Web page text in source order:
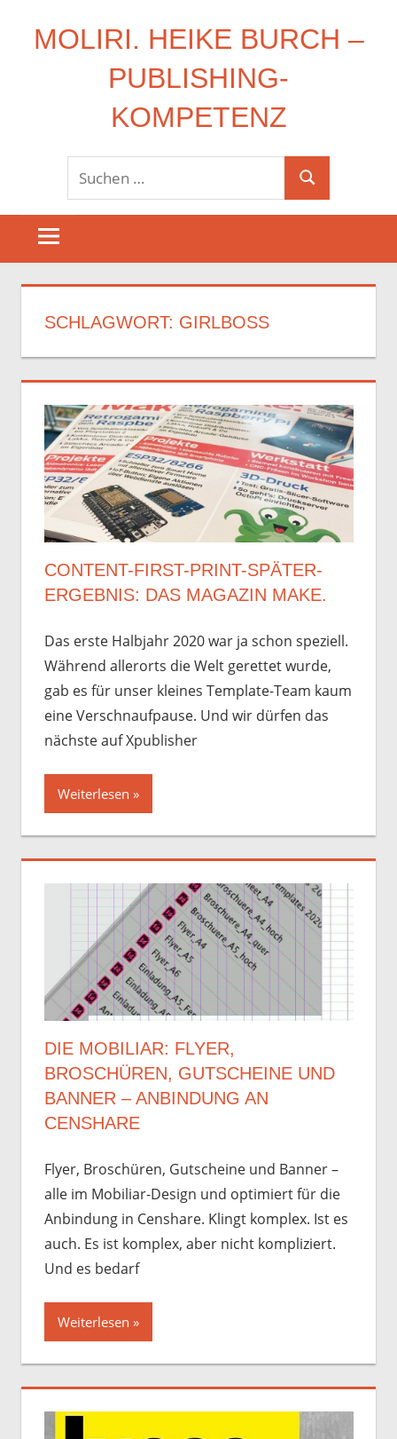
MOLIRI. HEIKE BURCH –
PUBLISHING-
KOMPETENZ
Suchen
Suchen
SCHLAGWORT: GIRLBOSS
CONTENT-FIRST-PRINT-SPÄTER-
ERGEBNIS: DAS MAGAZIN MAKE.
Das erste Halbjahr 2020 war ja schon speziell.
Während allerorts die Welt gerettet wurde,
gab es für unser kleines Template-Team kaum
eine Verschnaufpause. Und wir dürfen das
nächste auf Xpublisher
Weiterlesen
DIE MOBILIAR: FLYER,
BROSCHÜREN, GUTSCHEINE UND
BANNER – ANBINDUNG AN
CENSHARE
Flyer, Broschüren, Gutscheine und Banner –
alle im Mobiliar-Design und optimiert für die
Anbindung in Censhare. Klingt komplex. Ist es
auch. Es ist komplex, aber nicht kompliziert.
Und es bedarf
Weiterlesen